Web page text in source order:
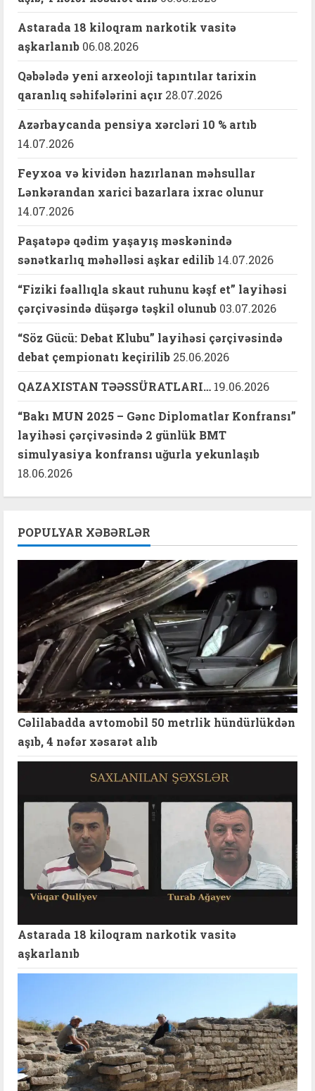
Astarada 18 kiloqram narkotik vasitə
aşkarlanıb 06.08.2026
Qəbələdə yeni arxeoloji tapıntılar tarixin
qaranlıq səhifələrini açır 28.07.2026
Azərbaycanda pensiya xərcləri 10 % artıb
14.07.2026
Feyxoa və kividən hazırlanan məhsullar
Lənkərandan xarici bazarlara ixrac olunur
14.07.2026
Paşatəpə qədim yaşayış məskənində
sənətkarlıq məhəlləsi aşkar edilib 14.07.2026
“Fiziki fəallıqla skaut ruhunu kəşf et” layihəsi
çərçivəsində düşərgə təşkil olunub 03.07.2026
“Söz Gücü: Debat Klubu” layihəsi çərçivəsində
debat çempionatı keçirilib 25.06.2026
QAZAXISTAN TƏƏSSÜRATLARI… 19.06.2026
“Bakı MUN 2025 – Gənc Diplomatlar Konfransı”
layihəsi çərçivəsində 2 günlük BMT
simulyasiya konfransı uğurla yekunlaşıb
18.06.2026
POPULYAR XƏBƏRLƏR
Cəlilabadda avtomobil 50 metrlik hündürlükdən
aşıb, 4 nəfər xəsarət alıb
Astarada 18 kiloqram narkotik vasitə
aşkarlanıb